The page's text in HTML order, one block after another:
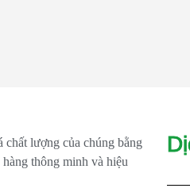
chất lượng của chúng bằng
thông minh và hiệu